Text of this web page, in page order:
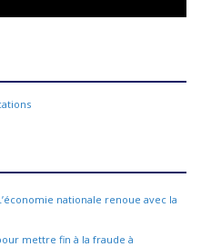
nationale renoue avec la
mettre fin à la fraude à